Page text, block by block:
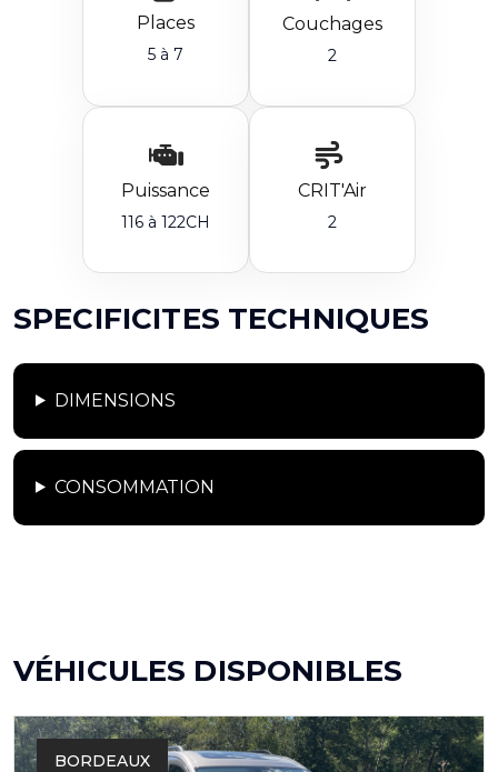
Places
5 à 7
Couchages
2
Puissance
116 à 122CH
CRIT'Air
2
SPECIFICITES TECHNIQUES
DIMENSIONS
CONSOMMATION
VÉHICULES DISPONIBLES
BORDEAUX